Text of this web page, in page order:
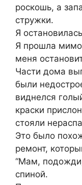
роскошь, а
стружки.
Я
Я прошла
меня
Части дома
были
виднелся
краски
стояли
Это было
ремонт,
“Мам,
спиной.